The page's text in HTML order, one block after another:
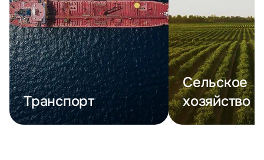
Транспорт
Сельскоe
хозяйство